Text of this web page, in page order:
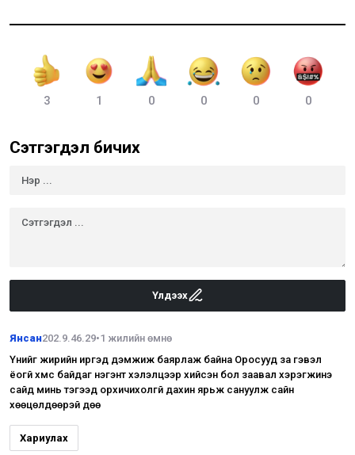
3 1 0 0 0 0
Сэтгэгдэл бичих
Үлдээх
Янсан202.9.46.29•1 жилийн өмнө
Үүнийг жирийн иргэд дэмжиж баярлаж байна Оросууд за гэвэл
ёогүй хүмүүс байдаг нэгэнт хэлэлцээр хийсэн бол заавал хэрэгжинэ
сайд минь тэгээд орхичихолгүй дахин ярьж сануулж сайн
хөөцөлдөөрэй дөө
Хариулах